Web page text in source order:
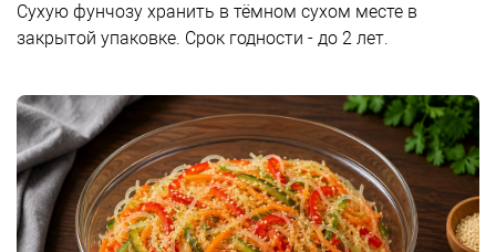
Сухую фунчозу хранить в тёмном сухом месте в
закрытой упаковке. Срок годности - до 2 лет.